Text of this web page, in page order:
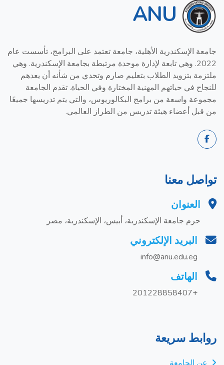
ANU
جامعة الإسكندرية الأهلية، جامعة تعتمد على البرامج، تأسست عام
2022. وهي تابعة لإدارة موحدة مرتبطة بجامعة الإسكندرية. وهي
ملتزمة بتزويد الطلاب بتعليم صارم وتحدي من شأنه أن يعدهم
للنجاح في حياتهم المهنية المختارة وفي الحياة. تقدم الجامعة
مجموعة واسعة من برامج البكالوريوس، والتي يتم تدريسها جميعًا
من قبل أعضاء هيئة تدريس من الطراز العالمي.
تواصل معنا
العنوان
حرم جامعة الإسكندرية، أبيس، الإسكندرية، مصر
البريد الإلكتروني
info@anu.edu.eg
الهاتف
+201228858407
روابط سريعة